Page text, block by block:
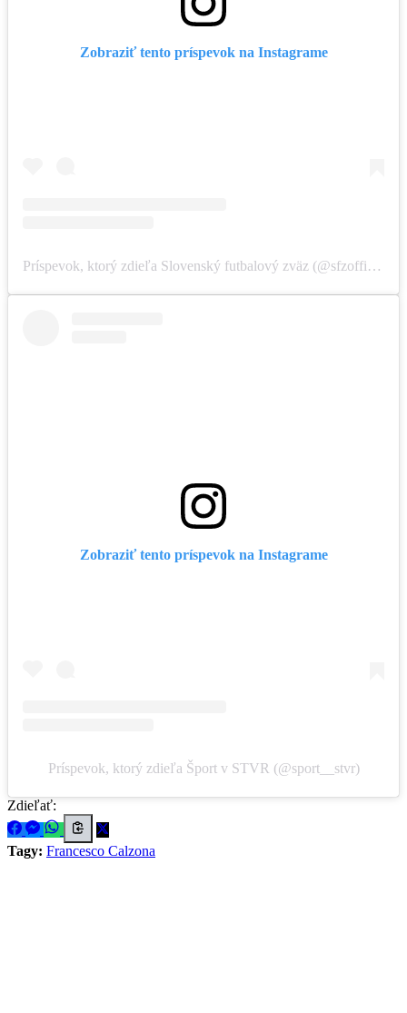
Zobraziť tento príspevok na Instagrame
Príspevok, ktorý zdieľa Slovenský futbalový zväz (@sfzofficial)
Zobraziť tento príspevok na Instagrame
Príspevok, ktorý zdieľa Šport v STVR (@sport__stvr)
Zdieľať:
Tagy: Francesco Calzona